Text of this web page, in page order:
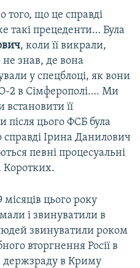
що це справді
такі прецеденти… Була
, коли її викрали,
не знав, де вона
у спецблоці, як вони
2 в Сімферополі…. Ми
її
після цього ФСБ була
Ірина Данилович
певні процесуальні
Коротких.
цього року
і звинуватили в
звинуватили роком
вторгнення Росії в
держзраду в Криму